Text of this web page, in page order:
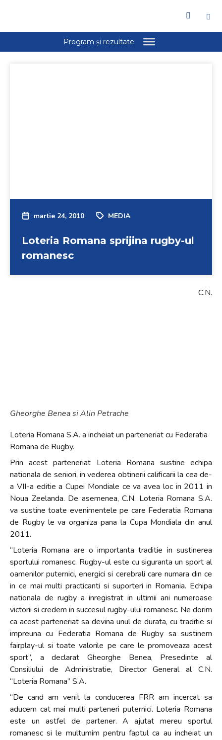
martie 24, 2010 MEDIA
Loteria Romana sprijina rugby-ul
romanesc
Gheorghe Benea si Alin Petrache
C.N.
Loteria Romana S.A. a incheiat un parteneriat cu Federatia
Romana de Rugby.
Prin acest parteneriat Loteria Romana sustine echipa
nationala de seniori, in vederea obtinerii calificarii la cea de-
a VII-a editie a Cupei Mondiale ce va avea loc in 2011 in
Noua Zeelanda. De asemenea, C.N. Loteria Romana S.A.
va sustine toate evenimentele pe care Federatia Romana
de Rugby le va organiza pana la Cupa Mondiala din anul
2011.
“Loteria Romana are o importanta traditie in sustinerea
sportului romanesc. Rugby-ul este cu siguranta un sport al
oamenilor puternici, energici si cerebrali care numara din ce
in ce mai multi practicanti si suporteri in Romania. Echipa
nationala de rugby a inregistrat in ultimii ani numeroase
victorii si credem in succesul rugby-ului romanesc. Ne dorim
ca acest parteneriat sa devina unul de durata, cu traditie si
impreuna cu Federatia Romana de Rugby sa sustinem
fairplay-ul si toate valorile pe care le promoveaza acest
sport”, a declarat Gheorghe Benea, Presedinte al
Consiliului de Administratie, Director General al C.N.
“Loteria Romana” S.A.
“De cand am venit la conducerea FRR am incercat sa
aducem cat mai multi parteneri puternici. Loteria Romana
este un astfel de partener. A ajutat mereu sportul
romanesc si le multumim pentru faptul ca au incheiat un